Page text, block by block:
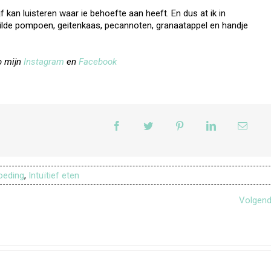
luisteren waar ie behoefte aan heeft. En dus at ik in
pompoen, geitenkaas, pecannoten, granaatappel en handje
mijn Instagram en Facebook
, Intuïtief eten